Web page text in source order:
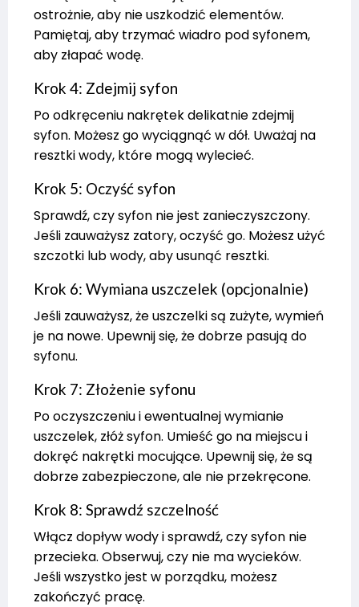
ostrożnie, aby nie uszkodzić elementów.
Pamiętaj, aby trzymać wiadro pod syfonem,
aby złapać wodę.
Krok 4: Zdejmij syfon
Po odkręceniu nakrętek delikatnie zdejmij
syfon. Możesz go wyciągnąć w dół. Uważaj na
resztki wody, które mogą wylecieć.
Krok 5: Oczyść syfon
Sprawdź, czy syfon nie jest zanieczyszczony.
Jeśli zauważysz zatory, oczyść go. Możesz użyć
szczotki lub wody, aby usunąć resztki.
Krok 6: Wymiana uszczelek (opcjonalnie)
Jeśli zauważysz, że uszczelki są zużyte, wymień
je na nowe. Upewnij się, że dobrze pasują do
syfonu.
Krok 7: Złożenie syfonu
Po oczyszczeniu i ewentualnej wymianie
uszczelek, złóż syfon. Umieść go na miejscu i
dokręć nakrętki mocujące. Upewnij się, że są
dobrze zabezpieczone, ale nie przekręcone.
Krok 8: Sprawdź szczelność
Włącz dopływ wody i sprawdź, czy syfon nie
przecieka. Obserwuj, czy nie ma wycieków.
Jeśli wszystko jest w porządku, możesz
zakończyć pracę.